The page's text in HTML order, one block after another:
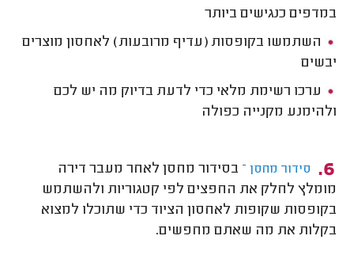
במדפים כנגישים ביותר
השתמשו בקופסות (עדיף מרובעות) לאחסון מוצרים
יבשים
ערכו רשימת מלאי כדי לדעת בדיוק מה יש לכם
ולהימנע מקנייה כפולה
סידור מחסן – בסידור מחסן לאחר מעבר דירה
מומלץ לחלק את החפצים לפי קטגוריות ולהשתמש
בקופסות שקופות לאחסון הציוד כדי שתוכלו למצוא
בקלות את מה שאתם מחפשים.